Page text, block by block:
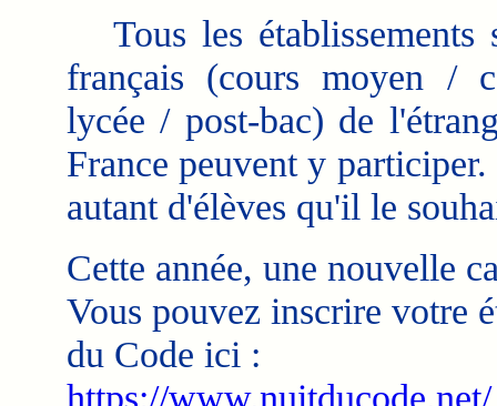
Tous les établissements
français (cours moyen /
lycée / post-bac) de
France peuvent y
autant d'élèves qu'il le
Cette année, une nouvelle
Vous pouvez inscrire votre
du Code ici :
https://www.nuitducode.net/